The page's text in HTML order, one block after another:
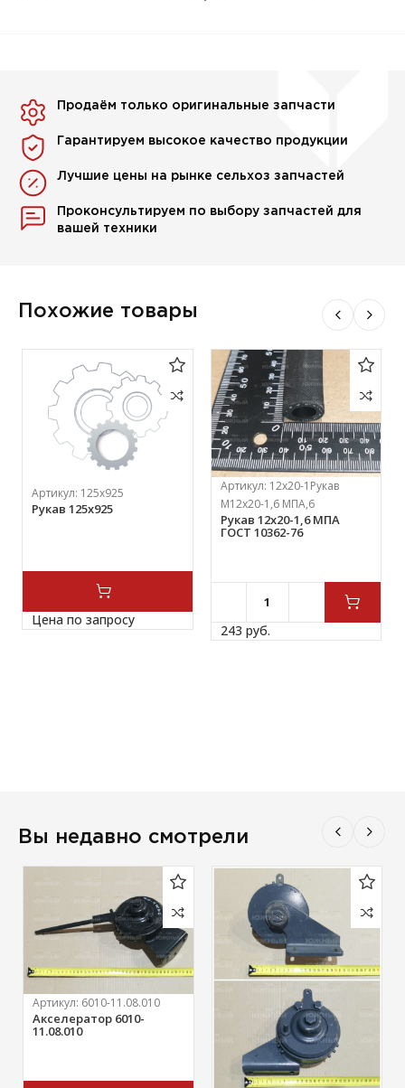
Продаём только оригинальные запчасти
Гарантируем высокое качество продукции
Лучшие цены на рынке сельхоз запчастей
Проконсультируем по выбору запчастей для
вашей техники
Похожие товары
Артикул: 125х925
Рукав 125х925
Цена по запросу
Артикул: 12х20-1Рукав
М12х20-1,6 МПА,6
Рукав 12х20-1,6 МПА
ГОСТ 10362-76
243 руб.
Вы недавно смотрели
Артикул: 6010-11.08.010
Акселератор 6010-
11.08.010